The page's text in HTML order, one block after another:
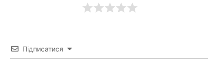
Підписатися